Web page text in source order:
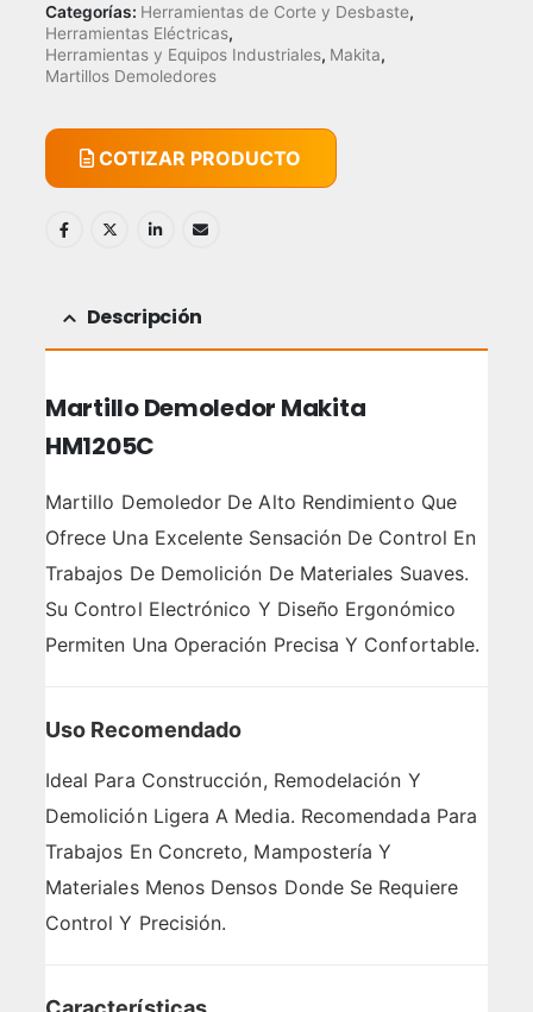
Categorías: Herramientas de Corte y Desbaste,
Herramientas Eléctricas,
Herramientas y Equipos Industriales, Makita,
Martillos Demoledores
COTIZAR PRODUCTO
Descripción
Martillo Demoledor Makita
HM1205C
Martillo Demoledor De Alto Rendimiento Que
Ofrece Una Excelente Sensación De Control En
Trabajos De Demolición De Materiales Suaves.
Su Control Electrónico Y Diseño Ergonómico
Permiten Una Operación Precisa Y Confortable.
Uso Recomendado
Ideal Para Construcción, Remodelación Y
Demolición Ligera A Media. Recomendada Para
Trabajos En Concreto, Mampostería Y
Materiales Menos Densos Donde Se Requiere
Control Y Precisión.